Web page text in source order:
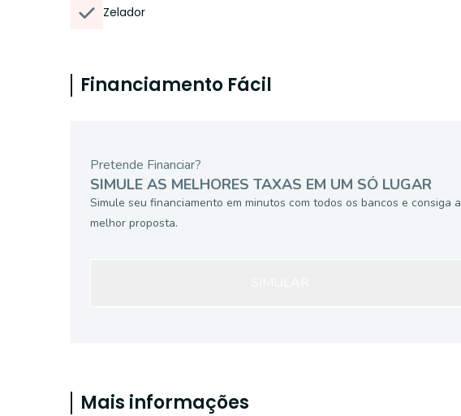
Zelador
Financiamento Fácil
Pretende Financiar?
SIMULE AS MELHORES TAXAS EM UM SÓ LUGAR
Simule seu financiamento em minutos com todos os bancos e consiga a
melhor proposta.
Mais informações